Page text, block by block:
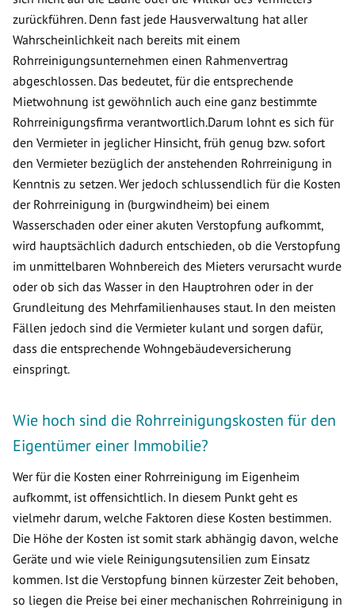
zurückführen. Denn fast jede Hausverwaltung hat aller
Wahrscheinlichkeit nach bereits mit einem
Rohrreinigungsunternehmen einen Rahmenvertrag
abgeschlossen. Das bedeutet, für die entsprechende
Mietwohnung ist gewöhnlich auch eine ganz bestimmte
Rohrreinigungsfirma verantwortlich.Darum lohnt es sich für
den Vermieter in jeglicher Hinsicht, früh genug bzw. sofort
den Vermieter bezüglich der anstehenden Rohrreinigung in
Kenntnis zu setzen. Wer jedoch schlussendlich für die Kosten
der Rohrreinigung in (burgwindheim) bei einem
Wasserschaden oder einer akuten Verstopfung aufkommt,
wird hauptsächlich dadurch entschieden, ob die Verstopfung
im unmittelbaren Wohnbereich des Mieters verursacht wurde
oder ob sich das Wasser in den Hauptrohren oder in der
Grundleitung des Mehrfamilienhauses staut. In den meisten
Fällen jedoch sind die Vermieter kulant und sorgen dafür,
dass die entsprechende Wohngebäudeversicherung
einspringt.
Wie hoch sind die Rohrreinigungskosten für den
Eigentümer einer Immobilie?
Wer für die Kosten einer Rohrreinigung im Eigenheim
aufkommt, ist offensichtlich. In diesem Punkt geht es
vielmehr darum, welche Faktoren diese Kosten bestimmen.
Die Höhe der Kosten ist somit stark abhängig davon, welche
Geräte und wie viele Reinigungsutensilien zum Einsatz
kommen. Ist die Verstopfung binnen kürzester Zeit behoben,
so liegen die Preise bei einer mechanischen Rohrreinigung in